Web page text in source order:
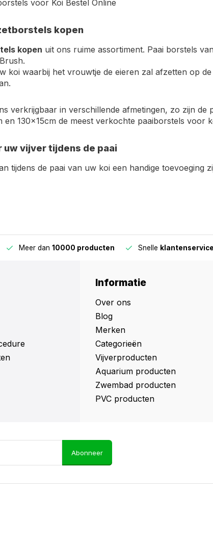
kopen
kopen uit ons ruime assortiment. Paai borstels
koi waarbij het vrouwtje de eieren zal afzetten op
verkrijgbaar in verschillende afmetingen, zo zijn de
en 130x15cm de meest verkochte paaiborstels voor
vijver tijdens de paai
tijdens de paai van uw koi een handige toevoeging
Meer dan 10000 producten Snelle klantenservice
Informatie
Over ons
Blog
Merken
Categorieën
Vijverproducten
Aquarium producten
Zwembad producten
PVC producten
Abonneer